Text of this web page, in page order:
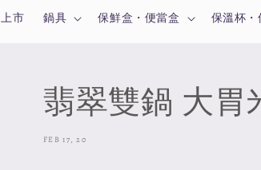
市 鍋具 保鮮盒・便當盒 保溫杯・
翡翠雙鍋 大
FEB 17, 20